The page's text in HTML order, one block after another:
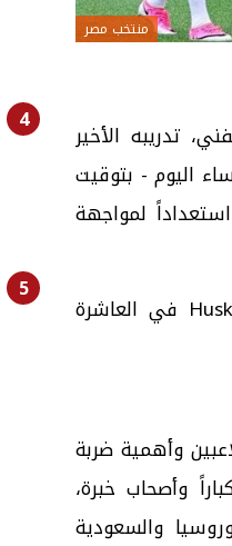
منتخب مصر
تدريبه الأخير
اليوم - بتوقيت
لمواجهة
ومن المقرر أن يخوض المنتخب، تدريبه الأخير، بملعب Husky ballpark في العاشرة
وأهمية ضربة
وأصحاب خبرة،
والسعودية
4
5